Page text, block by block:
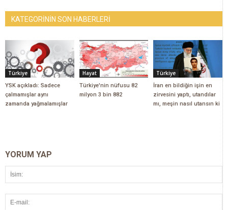
KATEGORİNİN SON HABERLERİ
Türkiye
YSK açıkladı: Sadece
çalmamışlar aynı
zamanda yağmalamışlar
Hayat
Türkiye'nin nüfusu 82
milyon 3 bin 882
Türkiye
İran en bildiğin işin en
zirvesini yaptı, utandılar
mı, meşin nasıl utansın ki
YORUM YAP